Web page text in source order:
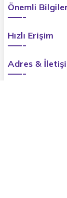
Önemli
Hızlı Erişim
Adres &